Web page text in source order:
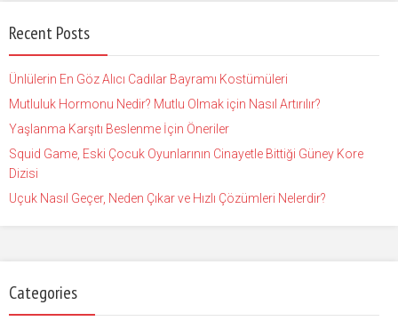
Recent Posts
Ünlülerin En Göz Alıcı Cadılar Bayramı Kostümüleri
Mutluluk Hormonu Nedir? Mutlu Olmak için Nasıl Artırılır?
Yaşlanma Karşıtı Beslenme İçin Öneriler
Squid Game, Eski Çocuk Oyunlarının Cinayetle Bittiği Güney Kore
Dizisi
Uçuk Nasıl Geçer, Neden Çıkar ve Hızlı Çözümleri Nelerdir?
Categories